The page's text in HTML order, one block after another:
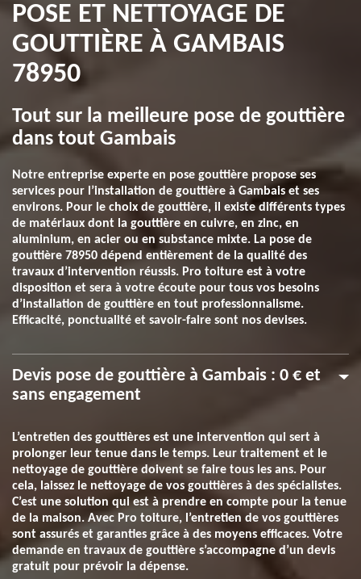
POSE ET NETTOYAGE DE
GOUTTIÈRE À GAMBAIS
78950
Tout sur la meilleure pose de gouttière
dans tout Gambais
Notre entreprise experte en pose gouttière propose ses
services pour l’installation de gouttière à Gambais et ses
environs. Pour le choix de gouttière, il existe différents types
de matériaux dont la gouttière en cuivre, en zinc, en
aluminium, en acier ou en substance mixte. La pose de
gouttière 78950 dépend entièrement de la qualité des
travaux d’intervention réussis. Pro toiture est à votre
disposition et sera à votre écoute pour tous vos besoins
d’installation de gouttière en tout professionnalisme.
Efficacité, ponctualité et savoir-faire sont nos devises.
Devis pose de gouttière à Gambais : 0 € et
sans engagement
L’entretien des gouttières est une intervention qui sert à
prolonger leur tenue dans le temps. Leur traitement et le
nettoyage de gouttière doivent se faire tous les ans. Pour
cela, laissez le nettoyage de vos gouttières à des spécialistes.
C’est une solution qui est à prendre en compte pour la tenue
de la maison. Avec Pro toiture, l’entretien de vos gouttières
sont assurés et garanties grâce à des moyens efficaces. Votre
demande en travaux de gouttière s’accompagne d’un devis
gratuit pour prévoir la dépense.